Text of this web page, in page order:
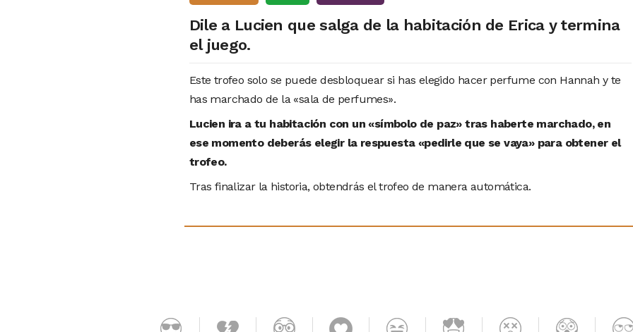
Dile a Lucien que salga de la habitación de Erica y termina
el juego.
Este trofeo solo se puede desbloquear si has elegido hacer perfume con Hannah y te
has marchado de la «sala de perfumes».
Lucien ira a tu habitación con un «símbolo de paz» tras haberte marchado, en
ese momento deberás elegir la respuesta «pedirle que se vaya» para obtener el
trofeo.
Tras finalizar la historia, obtendrás el trofeo de manera automática.